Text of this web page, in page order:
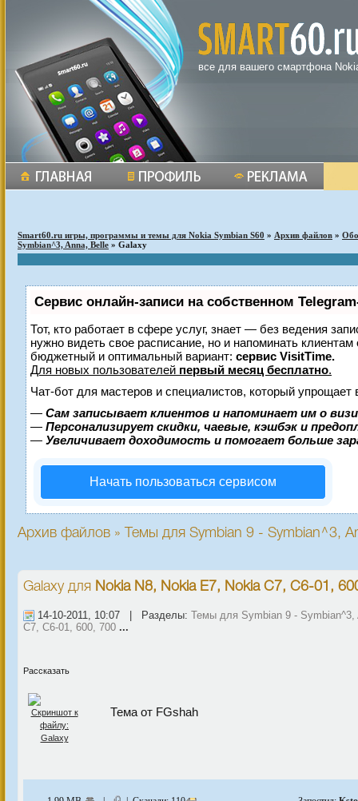
все для вашего смартфона
Smart60.ru игры, программы и темы для Nokia Symbian S60 » Архив файлов »
Symbian^3, Anna, Belle » Galaxy
Сервис онлайн-записи на собственном
Тот, кто работает в сфере услуг, знает — без ведения
нужно видеть свое расписание, но и напоминать
бюджетный и оптимальный вариант: сервис VisitTime.
Для новых пользователей первый месяц бесплатно.
Чат-бот для мастеров и специалистов, который упрощает
— Сам записывает клиентов и напоминает им о
— Персонализирует скидки, чаевые, кэшбэк и
— Увеличивает доходимость и помогает больше
Начать пользоваться сервисом
Архив файлов » Темы для Symbian 9 - Symbian^3,
Galaxyдля Nokia N8, Nokia E7, Nokia C7, C6-01,
14-10-2011, 10:07 | Разделы: Темы для Symbian 9 - Symbian^3,
C7, C6-01, 600, 700 ...
Рассказать
Тема от FGshah